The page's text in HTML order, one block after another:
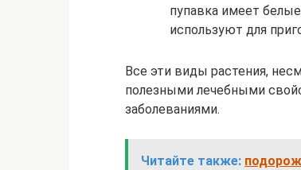
пупавка имеет
используют для
Все эти виды растения,
полезными лечебными
заболеваниями.
Читайте также: